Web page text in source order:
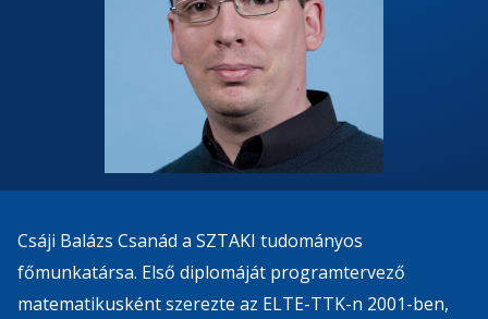
Csáji Balázs Csanád a SZTAKI tudományos
főmunkatársa. Első diplomáját programtervező
matematikusként szerezte az ELTE-TTK-n 2001-ben,